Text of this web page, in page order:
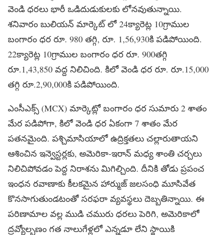
వెండి ధరలు భారీ ఒడిదుడుకులకు లోనవుతున్నాయి.
శనివారం బులియన్ మార్కెట్ లో 24క్యారెట్ల 10గ్రాముల
బంగారం ధర రూ. 980 తగ్గి, రూ. 1,56,930కి పడిపోయింది.
22క్యారెట్ల 10గ్రాముల బంగారం ధర రూ. 900తగ్గి
రూ.1,43,850 వద్ద నిలిచింది. కిలో వెండి ధర రూ. రూ.15,000
తగ్గి రూ.2,90,000కి పడిపోయింది.
ఎంసీఎక్స్ (MCX) మార్కెట్లో బంగారం ధర సుమారు 2 శాతం
మేర పడిపోగా, కిలో వెండి ధర ఏకంగా 7 శాతం మేర
పతనమైంది. పశ్చిమాసియాలో ఉద్రిక్తతలు చల్లారుతాయని
ఆశించిన ఇన్వెస్టర్లకు, అమెరికా-ఇరాన్ మధ్య శాంతి చర్చలు
నిలిచిపోవడం పెద్ద నిరాశను మిగిల్చింది. దీనికి తోడు ప్రపంచ
ఇంధన రవాణాకు కీలకమైన హార్ముజ్ జలసంధి మూసివేత
కొనసాగుతుండటంతో సరఫరా వ్యవస్థలు దెబ్బతిన్నాయి. ఈ
పరిణామాల వల్ల ముడి చమురు ధరలు పెరిగి, అమెరికాలో
ద్రవ్యోల్బణం గత నాలుగేళ్లలో ఎన్నడూ లేని స్థాయికి